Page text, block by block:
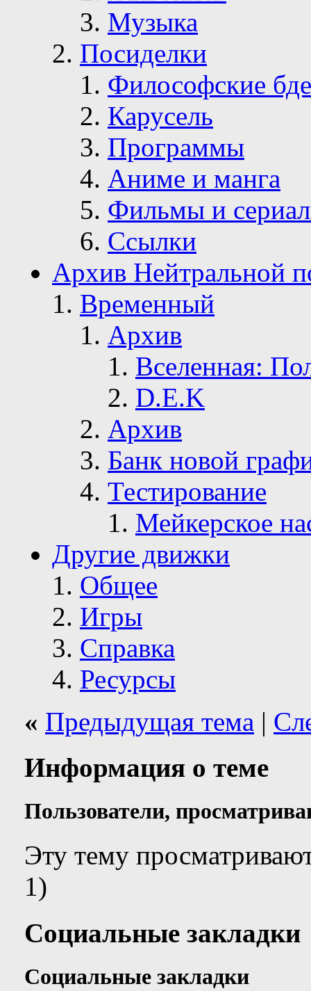
Музыка
Посиделки
Философские
Карусель
Программы
Аниме и манга
Фильмы и
Ссылки
Архив Нейтральной
Временный
Архив
Вселенная:
D.E.K
Архив
Банк новой
Тестирование
Мейкерское
Другие движки
Общее
Игры
Справка
Ресурсы
« Предыдущая тема |
Информация о теме
Пользователи,
Эту тему
1)
Социальные закладки
Социальные закладки